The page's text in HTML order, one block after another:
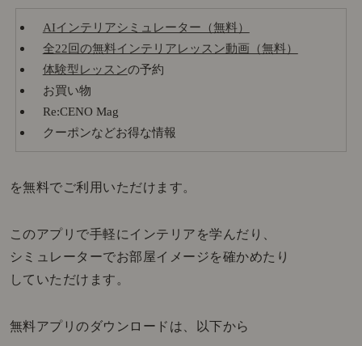
AIインテリアシミュレーター（無料）
全22回の無料インテリアレッスン動画（無料）
体験型レッスンの予約
お買い物
Re:CENO Mag
クーポンなどお得な情報
を無料でご利用いただけます。
このアプリで手軽にインテリアを学んだり、
シミュレーターでお部屋イメージを確かめたり
していただけます。
無料アプリのダウンロードは、以下から